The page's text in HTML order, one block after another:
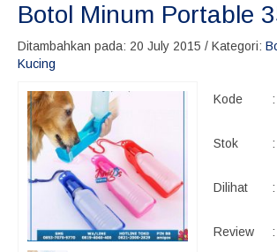
Botol Minum Portable
Ditambahkan pada: 20 July 2015 / Kategori:
Kucing
Kode :
Stok :
Dilihat :
Review :